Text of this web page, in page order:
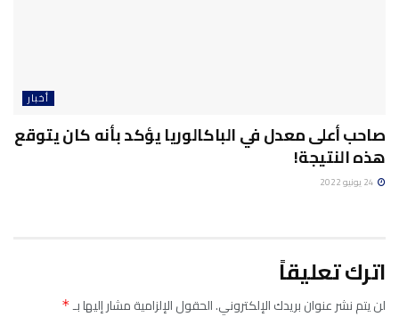
أخبار
صاحب أعلى معدل في الباكالوريا يؤكد بأنه كان يتوقع
هذه النتيجة!
اترك تعليقاً
لن يتم نشر عنوان بريدك الإلكتروني.الحقول الإلزامية مشار إليها بـ*